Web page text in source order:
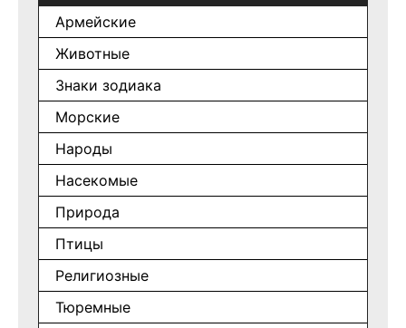
Армейские
Животные
Знаки зодиака
Морские
Народы
Насекомые
Природа
Птицы
Религиозные
Тюремные